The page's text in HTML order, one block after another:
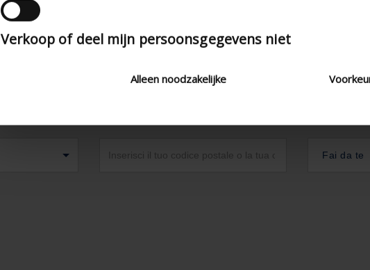
Verkoop of deel mijn persoonsgegevens niet
Alleen noodzakelijke
Fai da te